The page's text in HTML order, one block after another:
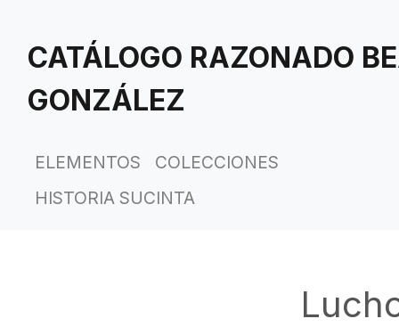
contenido
CATÁLOGO RAZONADO
GONZÁLEZ
ELEMENTOS
COLECCIONES
HISTORIA SUCINTA